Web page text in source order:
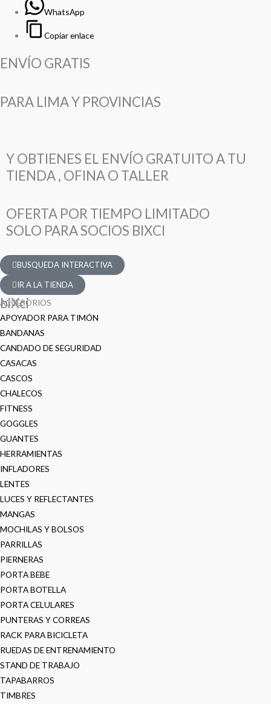
WhatsApp
Copiar enlace
ENVÍO GRATIS
PARA LIMA Y PROVINCIAS
Y OBTIENES EL ENVÍO GRATUITO A TU
TIENDA , OFINA O TALLER
OFERTA POR TIEMPO LIMITADO
SOLO PARA SOCIOS BIXCI
BUSQUEDA INTERACTIVA
IR A LA TIENDA
ACCESORIOS
APOYADOR PARA TIMÓN
BANDANAS
CANDADO DE SEGURIDAD
CASACAS
CASCOS
CHALECOS
FITNESS
GOGGLES
GUANTES
HERRAMIENTAS
INFLADORES
LENTES
LUCES Y REFLECTANTES
MANGAS
MOCHILAS Y BOLSOS
PARRILLAS
PIERNERAS
PORTA BEBE
PORTA BOTELLA
PORTA CELULARES
PUNTERAS Y CORREAS
RACK PARA BICICLETA
RUEDAS DE ENTRENAMIENTO
STAND DE TRABAJO
TAPABARROS
TIMBRES
biXci